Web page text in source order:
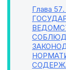
Глава 57